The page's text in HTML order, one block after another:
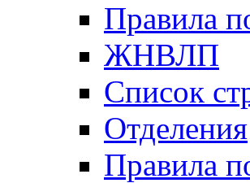
Правила
ЖНВЛП
Список
Отделения
Правила